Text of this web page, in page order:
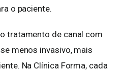
o paciente.
tratamento de canal com
menos invasivo, mais
Na Clínica Forma, cada